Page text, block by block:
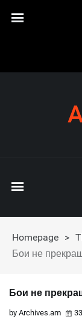
Homepage >
Бои не
Бои не
by Archives.am